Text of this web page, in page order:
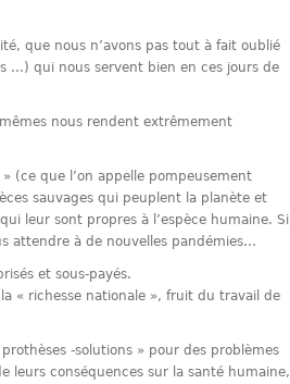
que nous n’avons pas tout à fait oublié
…) qui nous servent bien en ces jours de
nous rendent extrêmement
(ce que l’on appelle pompeusement
sauvages qui peuplent la planète et
leur sont propres à l’espèce humaine. Si
attendre à de nouvelles pandémies…
et sous-payés.
« richesse nationale », fruit du travail de
-solutions » pour des problèmes
leurs conséquences sur la santé humaine,